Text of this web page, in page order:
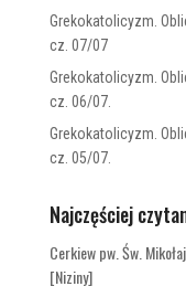
Grekokatolicyzm.
cz. 07/07
Grekokatolicyzm.
cz. 06/07.
Grekokatolicyzm.
cz. 05/07.
Najczęściej
Cerkiew pw. Św.
[Niziny]